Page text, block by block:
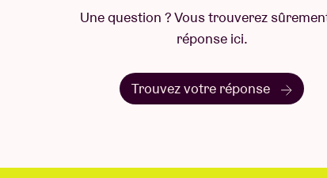
Une question ? Vous trouverez
réponse ici.
Trouvez votre réponse